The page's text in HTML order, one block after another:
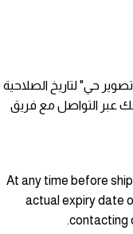
حي" لتاريخ الصلاحية
عبر التواصل مع فريق
At any time before
actual expiry date
contacting